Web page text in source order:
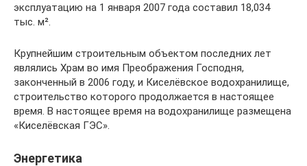
эксплуатацию на 1 января 2007 года составил 18,034
тыс. м².
Крупнейшим строительным объектом последних лет
являлись Храм во имя Преображения Господня,
законченный в 2006 году, и Киселёвское водохранилище,
строительство которого продолжается в настоящее
время. В настоящее время на водохранилище размещена
«Киселёвская ГЭС».
Энергетика